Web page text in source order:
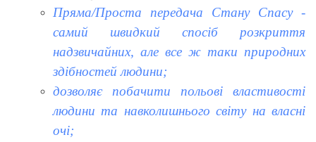
Пряма/Проста передача Стану Спасу -
самий швидкий спосіб розкриття
надзвичайних, але все ж таки природних
здібностей людини;
дозволяє побачити польові властивості
людини та навколишнього світу на власні
очі;